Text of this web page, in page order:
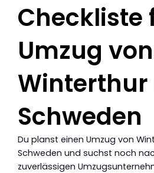
Checkliste
Umzug von
Schweden
Du planst einen Umzug von
Schweden und suchst noch
zuverlässigen